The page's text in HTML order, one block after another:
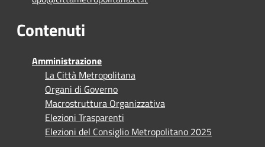
Contenuti
Amministrazione
La Città Metropolitana
Organi di Governo
Macrostruttura Organizzativa
Elezioni Trasparenti
Elezioni del Consiglio Metropolitano 2025